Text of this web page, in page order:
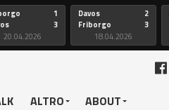
1
3
20.04.2026
Davos
Friborgo
2
3
18.04.2026
ALTRO ABOUT